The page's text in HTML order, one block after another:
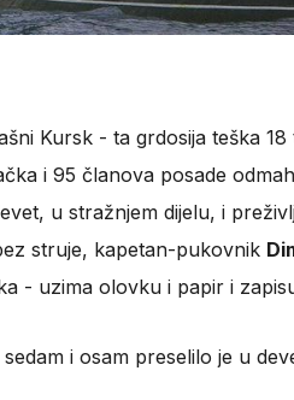
Kursk - ta grdosija teška
i 95 članova posade
u stražnjem dijelu, i
struje, kapetan-pukovnik
- uzima olovku i papir i
i osam preselilo je u